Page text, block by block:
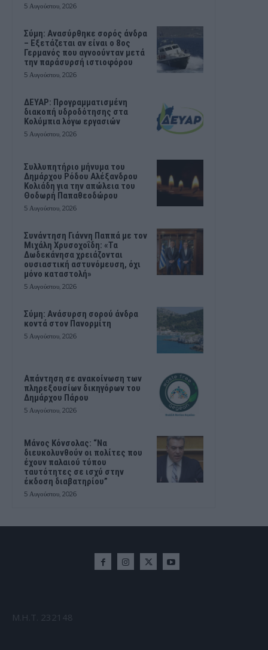
5 Αυγούστου, 2026
Σύμη: Ανασύρθηκε σορός άνδρα
– Εξετάζεται αν είναι ο 8ος
Γερμανός που αγνοούνταν μετά
την παράσυρσή ιστιοφόρου
5 Αυγούστου, 2026
ΔΕΥΑΡ: Προγραμματισμένη
διακοπή υδροδότησης στα
Κολύμπια λόγω εργασιών
5 Αυγούστου, 2026
Συλλυπητήριο μήνυμα του
Δημάρχου Ρόδου Αλέξανδρου
Κολιάδη για την απώλεια του
Θοδωρή Παπαθεοδώρου
5 Αυγούστου, 2026
Συνάντηση Γιάννη Παππά με τον
Μιχάλη Χρυσοχοΐδη: «Τα
Δωδεκάνησα χρειάζονται
ουσιαστική αστυνόμευση, όχι
μόνο καταστολή»
5 Αυγούστου, 2026
Σύμη: Ανάσυρση σορού άνδρα
κοντά στον Πανορμίτη
5 Αυγούστου, 2026
Απάντηση σε ανακοίνωση των
πληρεξουσίων δικηγόρων του
Δημάρχου Πάρου
5 Αυγούστου, 2026
Μάνος Κόνσολας: “Να
διευκολυνθούν οι πολίτες που
έχουν παλαιού τύπου
ταυτότητες σε ισχύ στην
έκδοση διαβατηρίου”
5 Αυγούστου, 2026
Μ.Η.Τ. 232148